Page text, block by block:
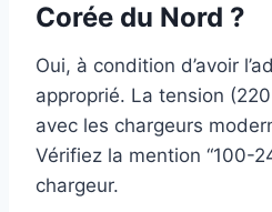
Corée du Nord ?
Oui, à condition d’avoir
approprié. La tension
avec les chargeurs
Vérifiez la mention “100-
chargeur.